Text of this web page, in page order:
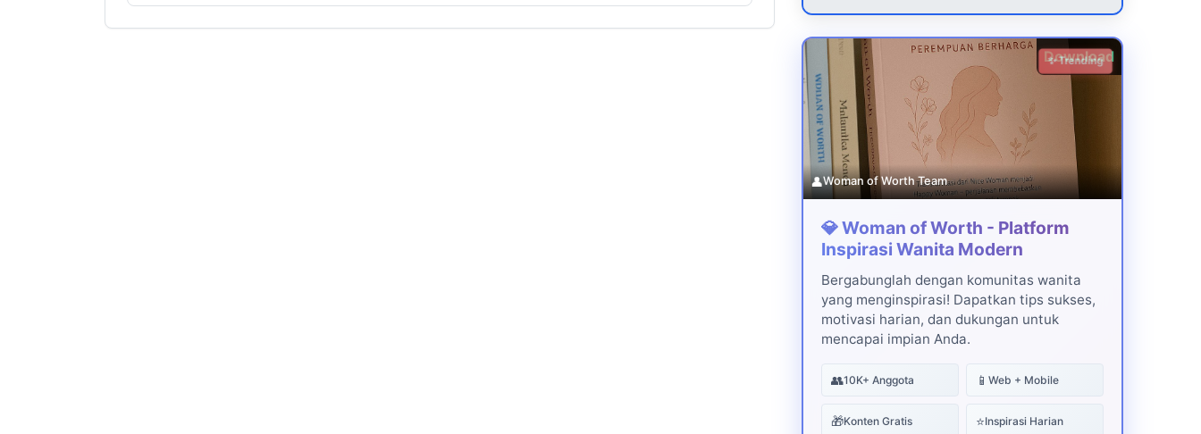
Download
✨ Trending
👤Woman of Worth Team
💎 Woman of Worth - Platform
Inspirasi Wanita Modern
Bergabunglah dengan komunitas wanita
yang menginspirasi! Dapatkan tips sukses,
motivasi harian, dan dukungan untuk
mencapai impian Anda.
👥10K+ Anggota 📱 Web + Mobile
🎁Konten Gratis ⭐Inspirasi Harian